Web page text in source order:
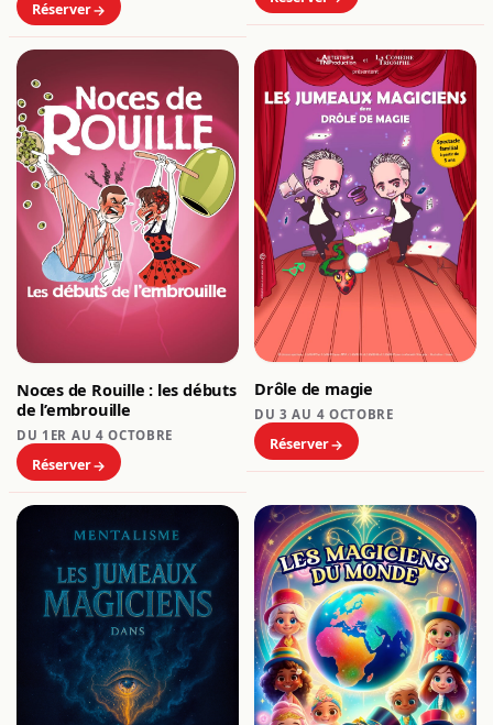
Réserver
Noces de Rouille : les débuts
de l’embrouille
DU 1ER AU 4 OCTOBRE
Réserver
Drôle de magie
DU 3 AU 4 OCTOBRE
Réserver